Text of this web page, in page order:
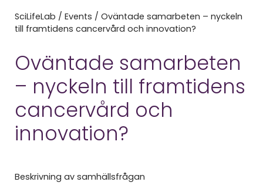
SciLifeLab / Events / Oväntade samarbeten – nyckeln
till framtidens cancervård och innovation?
Oväntade samarbeten
– nyckeln till framtidens
cancervård och
innovation?
Beskrivning av samhällsfrågan